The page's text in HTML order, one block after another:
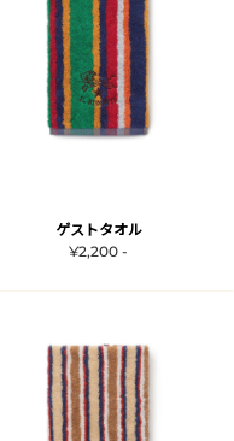
ゲストタオル
¥2,200 -